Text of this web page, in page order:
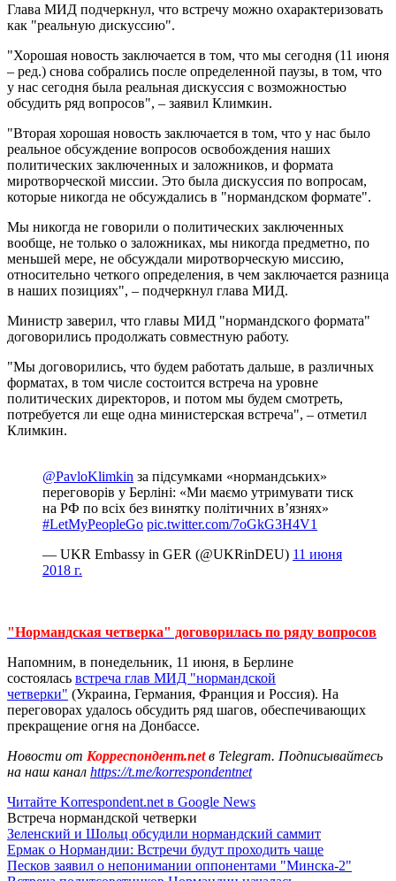
Глава МИД подчеркнул, что встречу можно охарактеризовать
как "реальную дискуссию".
"Хорошая новость заключается в том, что мы сегодня (11 июня
– ред.) снова собрались после определенной паузы, в том, что
у нас сегодня была реальная дискуссия с возможностью
обсудить ряд вопросов", – заявил Климкин.
"Вторая хорошая новость заключается в том, что у нас было
реальное обсуждение вопросов освобождения наших
политических заключенных и заложников, и формата
миротворческой миссии. Это была дискуссия по вопросам,
которые никогда не обсуждались в "нормандском формате".
Мы никогда не говорили о политических заключенных
вообще, не только о заложниках, мы никогда предметно, по
меньшей мере, не обсуждали миротворческую миссию,
относительно четкого определения, в чем заключается разница
в наших позициях", – подчеркнул глава МИД.
Министр заверил, что главы МИД "нормандского формата"
договорились продолжать совместную работу.
"Мы договорились, что будем работать дальше, в различных
форматах, в том числе состоится встреча на уровне
политических директоров, и потом мы будем смотреть,
потребуется ли еще одна министерская встреча", – отметил
Климкин.
@PavloKlimkin за підсумками «нормандських»
переговорів у Берліні: «Ми маємо утримувати тиск
на РФ по всіх без винятку політичних в’язнях»
#LetMyPeopleGo pic.twitter.com/7oGkG3H4V1
— UKR Embassy in GER (@UKRinDEU) 11 июня
2018 г.
"Нормандская четверка" договорилась по ряду вопросов
Напомним, в понедельник, 11 июня, в Берлине
состоялась встреча глав МИД "нормандской
четверки" (Украина, Германия, Франция и Россия). На
переговорах удалось обсудить ряд шагов, обеспечивающих
прекращение огня на Донбассе.
Новости от Корреспондент.netв Telegram. Подписывайтесь
на наш канал https://t.me/korrespondentnet
Читайте Korrespondent.net в Google News
Встреча нормандской четверки
Зеленский и Шольц обсудили нормандский саммит
Ермак о Нормандии: Встречи будут проходить чаще
Песков заявил о непонимании оппонентами "Минска-2"